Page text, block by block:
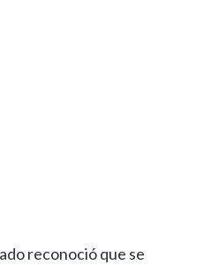
reconoció que se